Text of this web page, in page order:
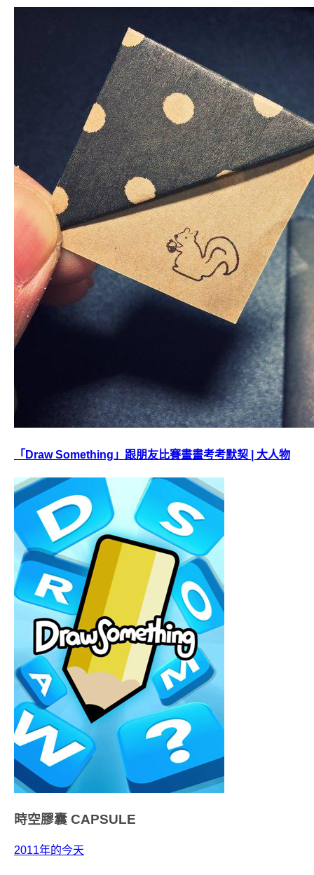
「Draw Something」跟朋友比賽畫畫考考默契 | 大人物
時空膠囊 CAPSULE
2011年的今天